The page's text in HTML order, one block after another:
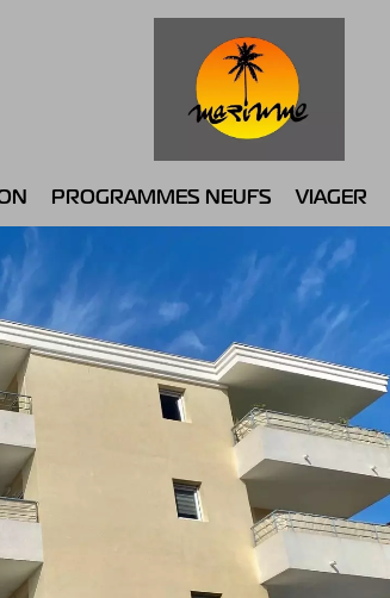
PROGRAMMES NEUFS VIAGER